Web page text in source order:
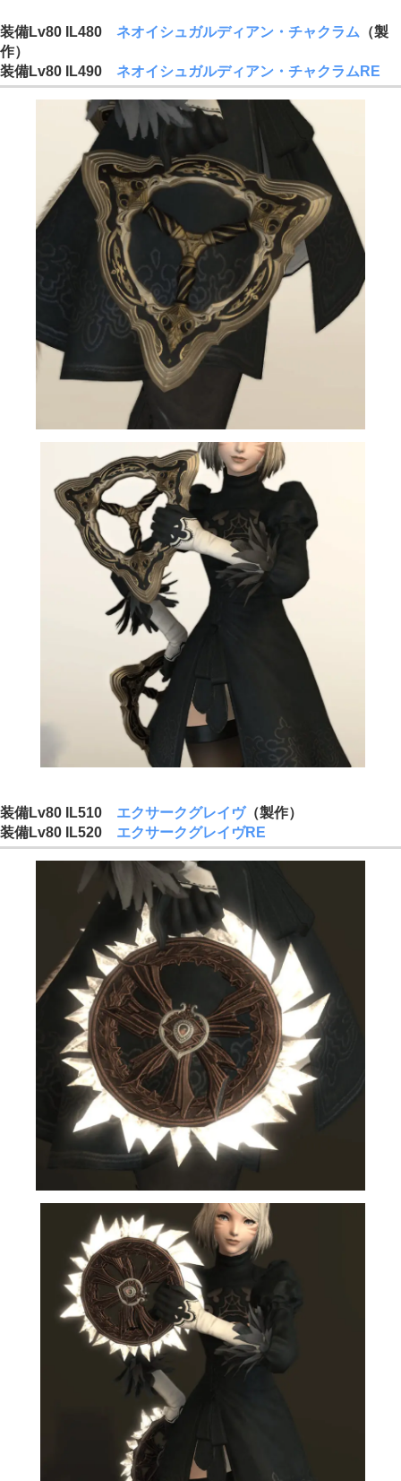
装備Lv80 IL480 ネオイシュガルディアン・チャクラム （製
作）
装備Lv80 IL490 ネオイシュガルディアン・チャクラムRE
装備Lv80 IL510 エクサークグレイヴ（製作）
装備Lv80 IL520 エクサークグレイヴRE